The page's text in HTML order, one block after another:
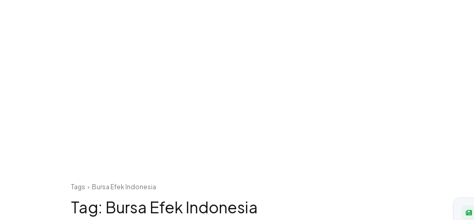
Tags Bursa Efek Indonesia
Tag: Bursa Efek Indonesia